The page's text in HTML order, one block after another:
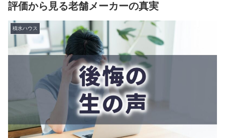
評価から見る老舗メーカーの真実
積水ハウス